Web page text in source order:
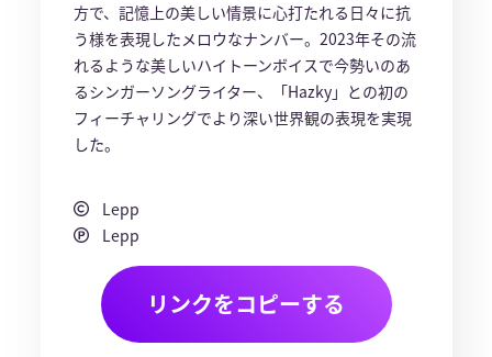
方で、記憶上の美しい情景に心打たれる日々に抗
う様を表現したメロウなナンバー。2023年その流
れるような美しいハイトーンボイスで今勢いのあ
るシンガーソングライター、「Hazky」との初の
フィーチャリングでより深い世界観の表現を実現
した。
Lepp
Lepp
リンクをコピーする